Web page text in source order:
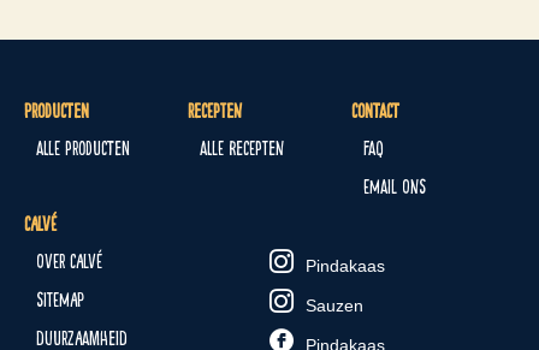
Producten
Alle producten
Recepten
Alle recepten
Contact
FAQ
Email ons
Calvé
Over Calvé
Sitemap
Duurzaamheid
Pindakaas
Sauzen
Pindakaas